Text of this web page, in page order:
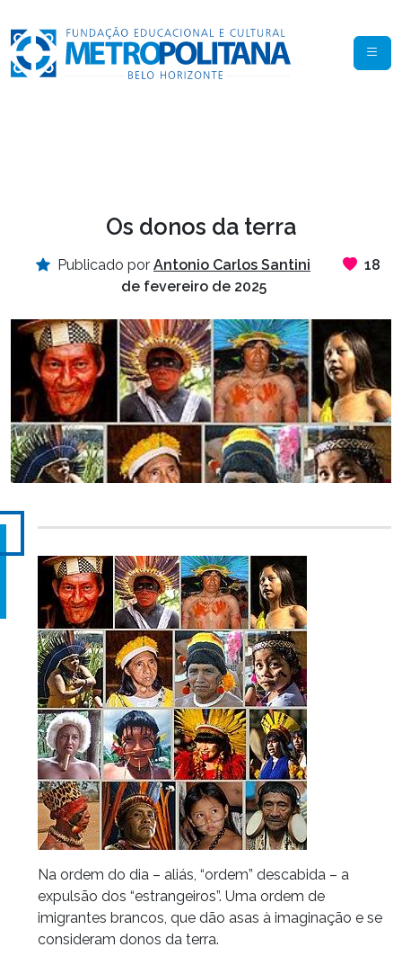
Os donos da terra
Publicado por Antonio Carlos Santini
18
de fevereiro de 2025
Na ordem do dia – aliás, “ordem” descabida – a
expulsão dos “estrangeiros”. Uma ordem de
imigrantes brancos, que dão asas à imaginação e se
consideram donos da terra.